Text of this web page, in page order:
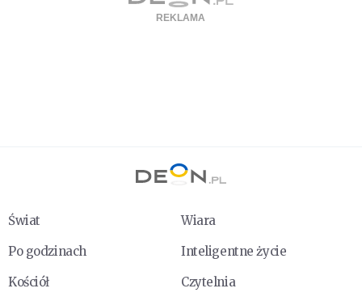
Świat
Wiara
Po godzinach
Inteligentne życie
Kościół
Czytelnia